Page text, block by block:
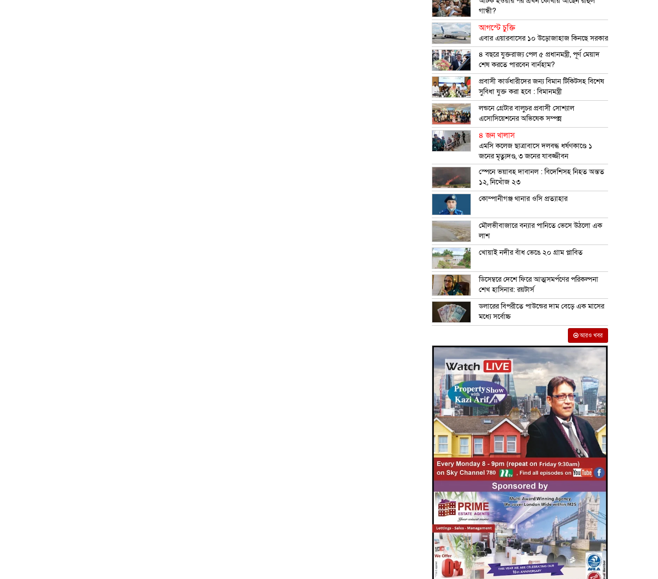
গান্ধী?
আগস্টে চুক্তি
এবার এয়ারবাসের ১০ উড়োজাহাজ কিনছে সরকার
৪ বছরে যুক্তরাজ্য পেল ৫ প্রধানমন্ত্রী, পূর্ণ মেয়াদ
শেষ করতে পারবেন বার্নহাম?
প্রবাসী কার্ডধারীদের জন্য বিমান টিকিটসহ বিশেষ
সুবিধা যুক্ত করা হবে : বিমানমন্ত্রী
লন্ডনে গ্রেটার বালুচর প্রবাসী সোশ্যাল
এসোসিয়েশনের অভিষেক সম্পন্ন
৪ জন খালাস
এমসি কলেজ ছাত্রাবাসে দলবদ্ধ ধর্ষণকাণ্ডে ১
জনের মৃত্যুদণ্ড, ৩ জনের যাবজ্জীবন
স্পেনে ভয়াবহ দাবানল : বিদেশিসহ নিহত অন্তত
১২, নিখোঁজ ২৩
কোম্পানীগঞ্জ থানার ওসি প্রত্যাহার
মৌলভীবাজারে বন্যার পানিতে ভেসে উঠলো এক
লাশ
খোয়াই নদীর বাঁধ ভেঙে ২০ গ্রাম প্লাবিত
ডিসেম্বরে দেশে ফিরে আত্মসমর্পণের পরিকল্পনা
শেখ হাসিনার: রয়টার্স
ডলারের বিপরীতে পাউন্ডের দাম বেড়ে এক মাসের
মধ্যে সর্বোচ্চ
আরও খবর